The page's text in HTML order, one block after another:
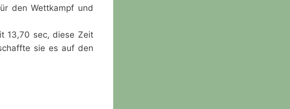
den Wettkampf und
13,70 sec, diese Zeit
sie es auf den